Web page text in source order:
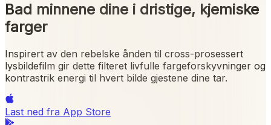
Bad minnene dine i dristige, kjemiske
farger
Inspirert av den rebelske ånden til cross-prosessert
lysbildefilm gir dette filteret livfulle fargeforskyvninger og
kontrastrik energi til hvert bilde gjestene dine tar.
Last ned fra App Store